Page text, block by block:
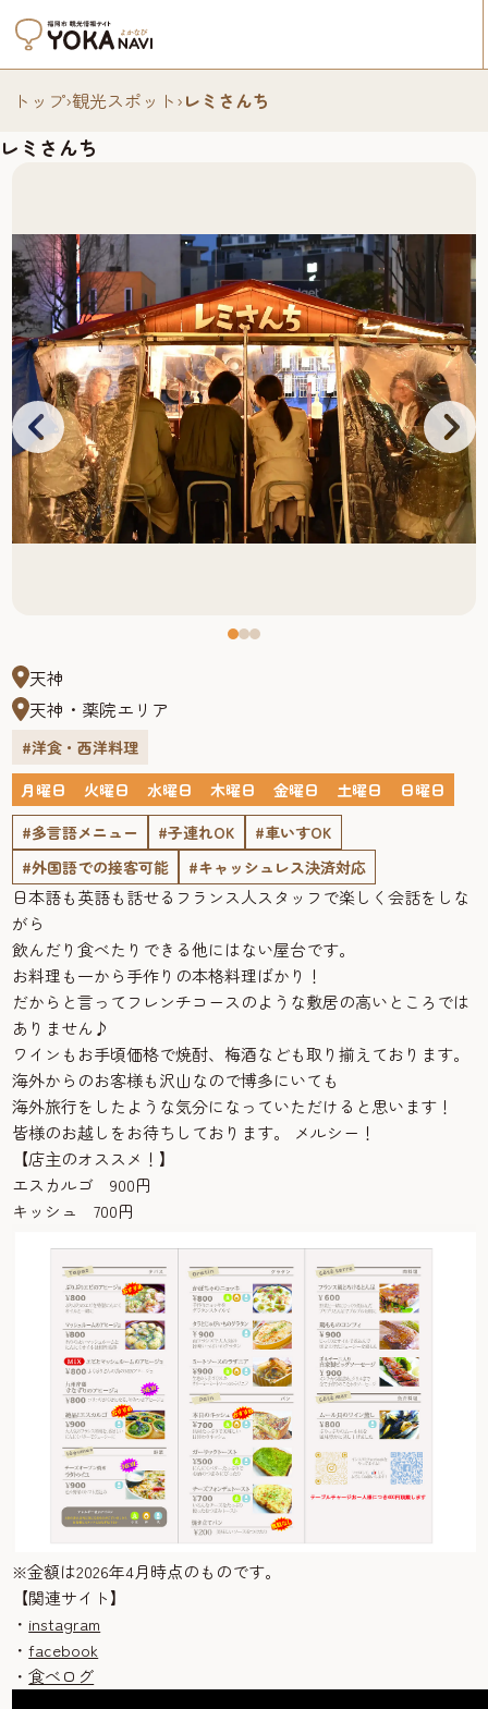
トップ›観光スポット›レミさんち
レミさんち
天神
天神・薬院エリア
#洋食・西洋料理
月曜日
火曜日 水曜日 木曜日 金曜日 土曜日
日曜日
#多言語メニュー
#子連れOK
#車いすOK
#外国語での接客可能
#キャッシュレス決済対応
日本語も英語も話せるフランス人スタッフで楽しく会話をしな
がら
飲んだり食べたりできる他にはない屋台です。
お料理も一から手作りの本格料理ばかり！
だからと言ってフレンチコースのような敷居の高いところでは
ありません♪
ワインもお手頃価格で焼酎、梅酒なども取り揃えております。
海外からのお客様も沢山なので博多にいても
海外旅行をしたような気分になっていただけると思います！
皆様のお越しをお待ちしております。 メルシー！
【店主のオススメ！】
エスカルゴ 900円
キッシュ 700円
※金額は2026年4月時点のものです。
【関連サイト】
・ instagram
・facebook
・食べログ